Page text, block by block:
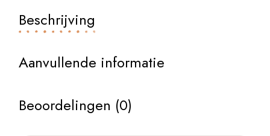
Beschrijving
Aanvullende informatie
Beoordelingen (0)